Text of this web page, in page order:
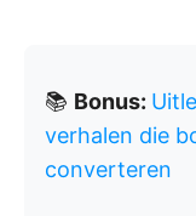
📚 Bonus:
verhalen die
converteren